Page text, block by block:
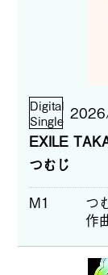
Digital
Single
EXILE
つむじ
M1
つ
作